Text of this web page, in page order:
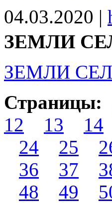
04.03.2020 |
ЗЕМЛИ
ЗЕМЛИ
Страницы:
12
13 14
24
25
36
37
48
49